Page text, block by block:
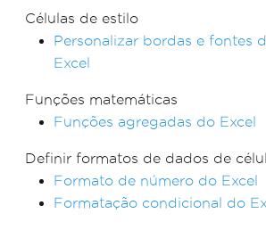
Células de estilo
Personalizar bordas e fontes
Excel
Funções matemáticas
Funções agregadas do Excel
Definir formatos de dados de
Formato de número do Excel
Formatação condicional do